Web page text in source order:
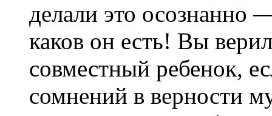
делали это
каков он есть! Вы
совместный ребенок,
сомнений в верности